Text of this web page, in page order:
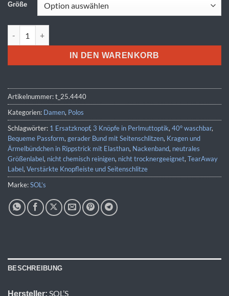
Größe
IN DEN WARENKORB
Artikelnummer:t_25.4440
Kategorien: Damen, Polos
Schlagwörter: 1 Ersatzknopf, 3 Knöpfe in Perlmuttoptik, 40° waschbar,
Bequeme Passform, gerader Bund mit Seitenschlitzen, Kragen und
Ärmelbündchen in Rippstrick mit Elasthan, Nackenband, neutrales
Größenlabel, nicht chemisch reinigen, nicht trocknergeeignet, TearAway
Label, Verstärkte Knopfleiste und Seitenschlitze
Marke:SOL’s
BESCHREIBUNG
Hersteller: SOL’S